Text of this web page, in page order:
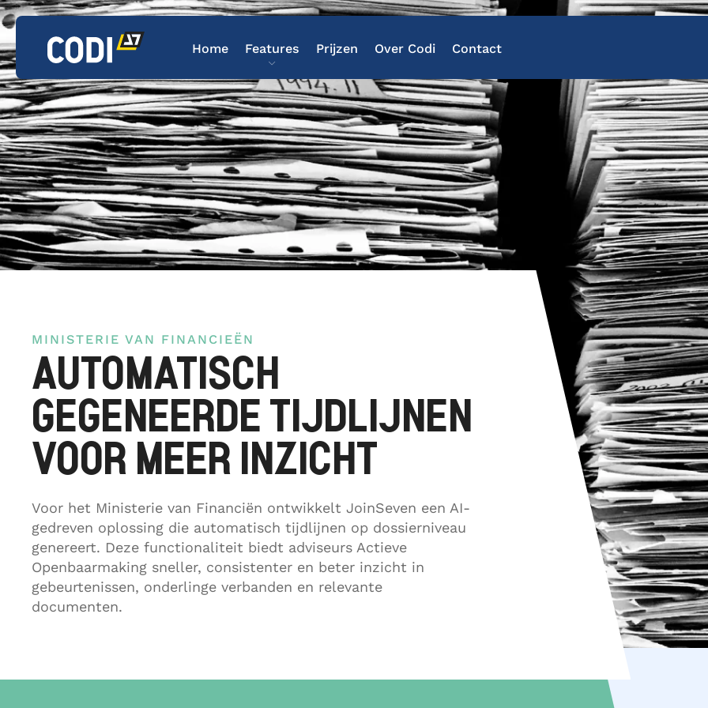
Home Features Prijzen Over Codi Contact
Al je data in een
Voor ieder domein en
Chatten met jouw
Alerts bij relevante
Keuzevrijheid in
Verantwoord en veilig
Training en
MINISTERIE VAN FINANCIEËN
AUTOMATISCH
GEGENEERDE TIJDLIJNEN
VOOR MEER INZICHT
Voor het Ministerie van Financiën ontwikkelt JoinSeven een AI-
gedreven oplossing die automatisch tijdlijnen op dossierniveau
genereert. Deze functionaliteit biedt adviseurs Actieve
Openbaarmaking sneller, consistenter en beter inzicht in
gebeurtenissen, onderlinge verbanden en relevante
documenten.